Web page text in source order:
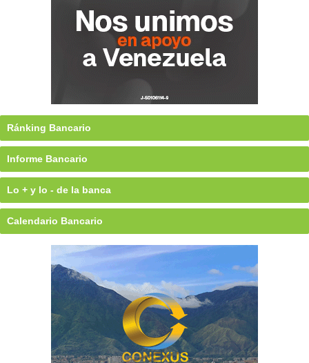
Ránking Bancario
Informe Bancario
Lo + y lo - de la banca
Calendario Bancario